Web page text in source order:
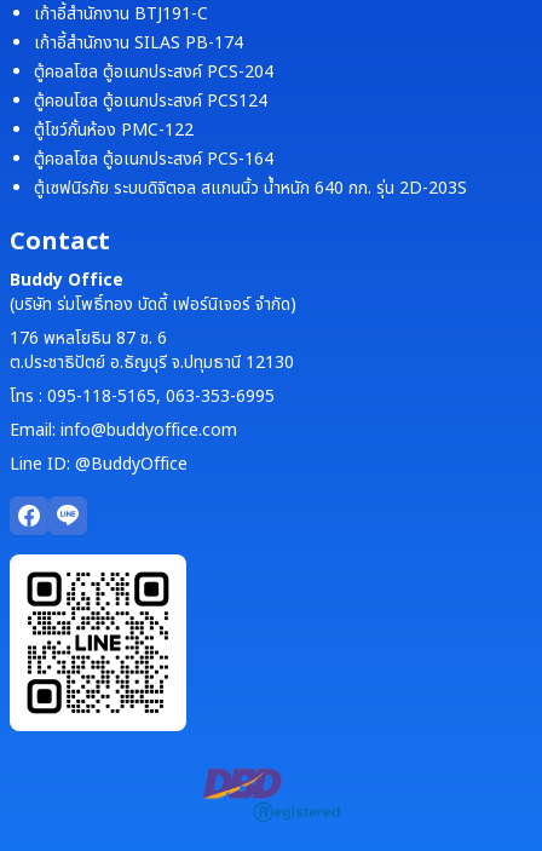
เก้าอี้สำนักงาน BTJ191-C
เก้าอี้สำนักงาน SILAS PB-174
ตู้คอลโซล ตู้อเนกประสงค์ PCS-204
ตู้คอนโซล ตู้อเนกประสงค์ PCS124
ตู้โชว์กั้นห้อง PMC-122
ตู้คอลโซล ตู้อเนกประสงค์ PCS-164
ตู้เซฟนิรภัย ระบบดิจิตอล สแกนนิ้ว น้ำหนัก 640 กก. รุ่น 2D-203S
Contact
Buddy Office
(บริษัท ร่มโพธิ์ทอง บัดดี้ เฟอร์นิเจอร์ จำกัด)
176 พหลโยธิน 87 ซ. 6
ต.ประชาธิปัตย์ อ.ธัญบุรี จ.ปทุมธานี 12130
โทร : 095-118-5165, 063-353-6995
Email: info@buddyoffice.com
Line ID: @BuddyOffice